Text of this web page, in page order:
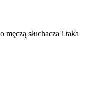
słuchacza i taka